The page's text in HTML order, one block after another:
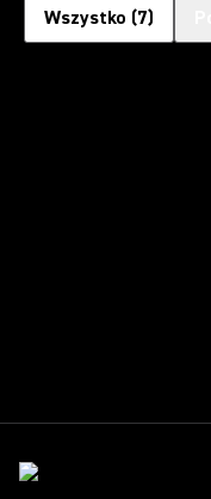
Wszystko (7)